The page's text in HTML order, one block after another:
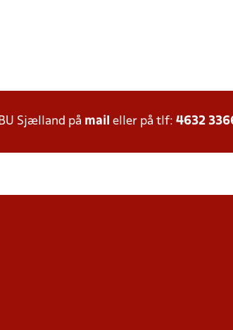
Sjælland på mail eller på tlf: 4632